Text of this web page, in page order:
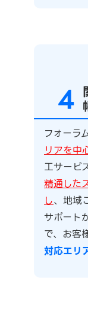
4
フォーラ
リアを中
工サービ
精通した
し、地域
サポート
で、お客
対応エリ